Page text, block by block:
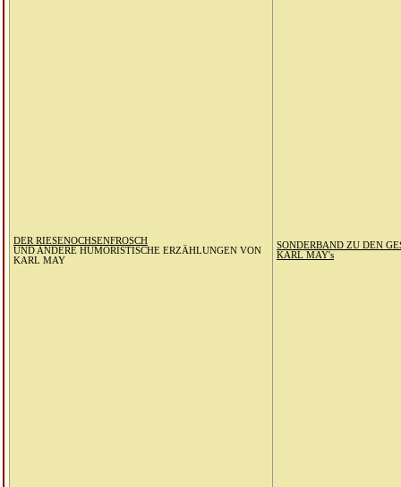
DER RIESENOCHSENFROSCH
UND ANDERE HUMORISTISCHE ERZÄHLUNGEN VON
KARL MAY
SONDERBAND ZU DEN
KARL MAY's